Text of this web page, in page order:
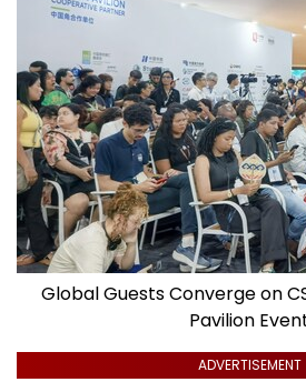
Global Guests Converge on
Pavilion
ADVERTISEMENT